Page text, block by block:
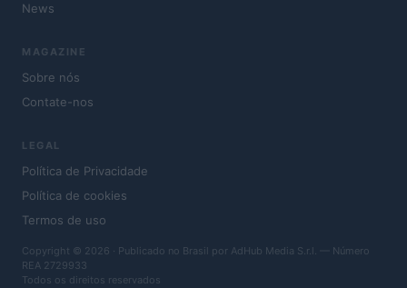
News
MAGAZINE
Sobre nós
Contate-nos
LEGAL
Política de Privacidade
Política de cookies
Termos de uso
Copyright © 2026 · Publicado no Brasil por AdHub Media S.r.l. — Número
REA 2729933
Todos os direitos reservados